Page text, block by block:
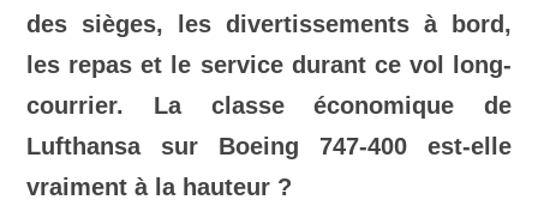
des sièges, les divertissements à bord,
les repas et le service durant ce vol long-
courrier. La classe économique de
Lufthansa sur Boeing 747-400 est-elle
vraiment à la hauteur ?